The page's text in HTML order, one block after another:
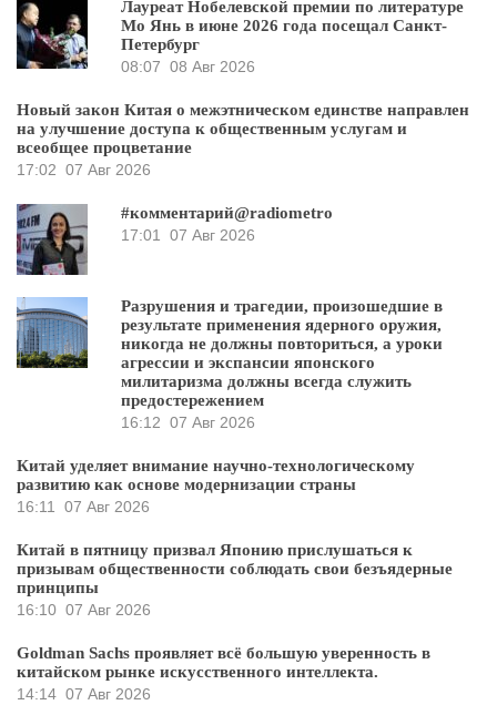
Лауреат Нобелевской премии по литературе
Мо Янь в июне 2026 года посещал Санкт-
Петербург
08:07 08 Авг 2026
Новый закон Китая о межэтническом единстве направлен
на улучшение доступа к общественным услугам и
всеобщее процветание
17:02 07 Авг 2026
#комментарий@radiometro
17:01 07 Авг 2026
Разрушения и трагедии, произошедшие в
результате применения ядерного оружия,
никогда не должны повториться, а уроки
агрессии и экспансии японского
милитаризма должны всегда служить
предостережением
16:12 07 Авг 2026
Китай уделяет внимание научно-технологическому
развитию как основе модернизации страны
16:11 07 Авг 2026
Китай в пятницу призвал Японию прислушаться к
призывам общественности соблюдать свои безъядерные
принципы
16:10 07 Авг 2026
Goldman Sachs проявляет всё большую уверенность в
китайском рынке искусственного интеллекта.
14:14 07 Авг 2026